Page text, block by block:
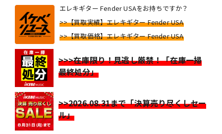
エレキギター Fender USAをお持ちですか？
>>【買取実績】エレキギター Fender USA
>>【買取価格】エレキギター Fender USA
>>>在庫限り！見逃し厳禁！「在庫一掃
最終処分」
>>2026.08.31まで「決算売り尽くしセー
ル」